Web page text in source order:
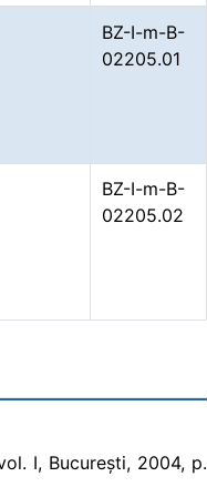
BZ-I-m-B-
02205.01
BZ-I-m-B-
02205.02
I, București, 2004, p.